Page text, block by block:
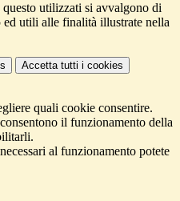
utilizzati si avvalgono di
ed utili alle finalità illustrate nella
Accetta tutti i cookies
quali cookie consentire.
il funzionamento della
al funzionamento potete